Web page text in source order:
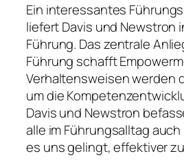
Ein interessantes
liefert Davis und Newstron
Führung. Das zentrale
Führung schafft
Verhaltensweisen werden
um die
Davis und Newstron
alle im Führungsalltag
es uns gelingt, effektiver